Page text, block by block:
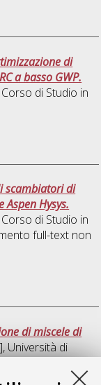
di
a basso GWP.
di Studio in
scambiatori di
Hysys.
di Studio in
full-text non
di miscele di
Università di